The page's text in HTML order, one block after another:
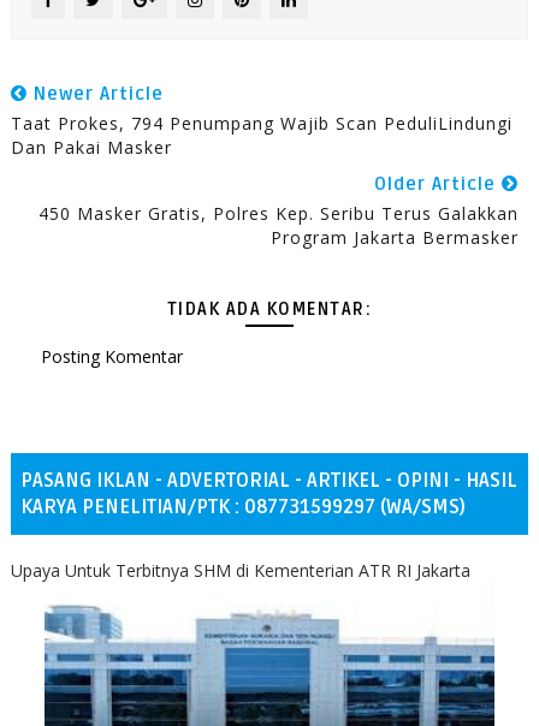
Newer Article
Taat Prokes, 794 Penumpang Wajib Scan PeduliLindungi
Dan Pakai Masker
Older Article
450 Masker Gratis, Polres Kep. Seribu Terus Galakkan
Program Jakarta Bermasker
TIDAK ADA KOMENTAR:
Posting Komentar
PASANG IKLAN - ADVERTORIAL - ARTIKEL - OPINI - HASIL
KARYA PENELITIAN/PTK : 087731599297 (WA/SMS)
Upaya Untuk Terbitnya SHM di Kementerian ATR RI Jakarta